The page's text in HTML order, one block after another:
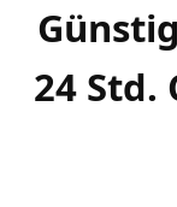
24 Std.